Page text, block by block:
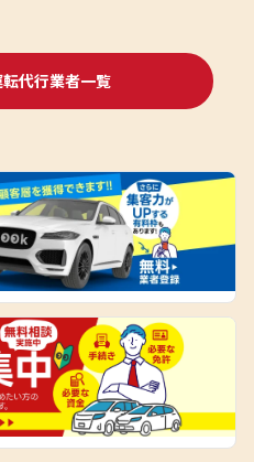
代行業者一覧